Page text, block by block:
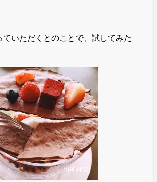
ていただくとのことで、試してみた